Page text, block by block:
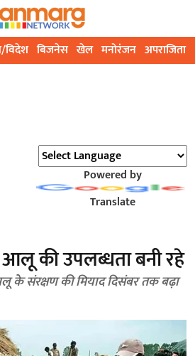
बिजनेस खेल मनोरंजन अपराजिता
Powered by
Translate
आलू की उपलब्धता बनी रहे
के संरक्षण की मियाद दिसंबर तक बढ़ा